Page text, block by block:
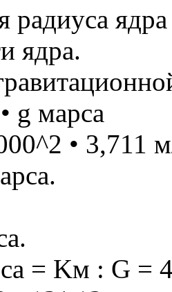
радиуса
ядра.
g марса
• 3,711
= Kм : G =